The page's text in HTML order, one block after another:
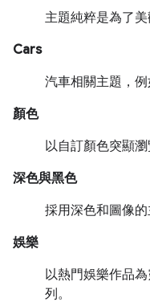
主題純粹是為了美
Cars
汽車相關主題，例
顏色
以自訂顏色突顯瀏
深色與黑色
採用深色和圖像的
娛樂
以熱門娛樂作品
列。